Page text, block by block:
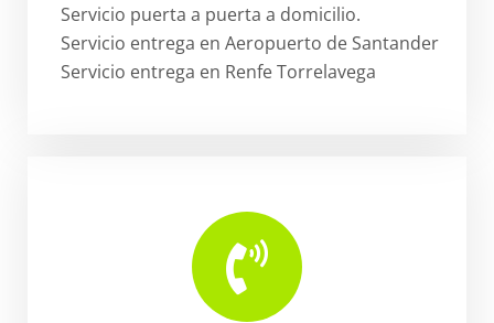
Servicio puerta a puerta a domicilio.
Servicio entrega en Aeropuerto de Santander
Servicio entrega en Renfe Torrelavega